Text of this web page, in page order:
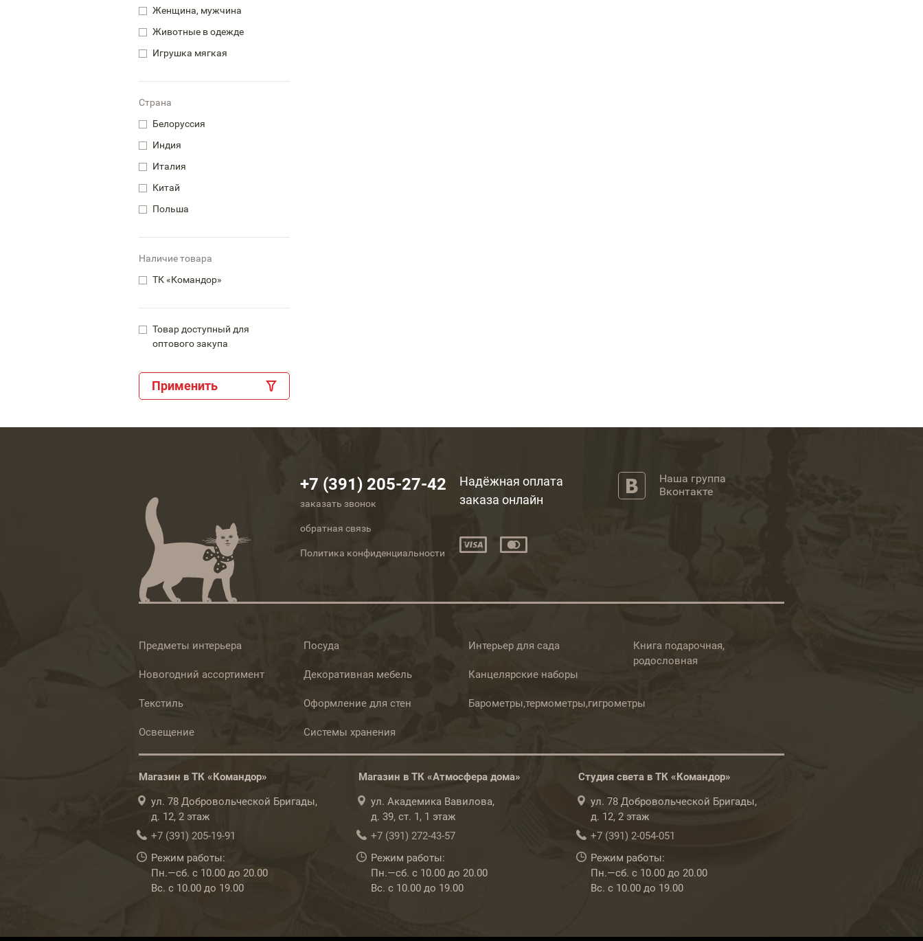
Женщина, мужчина
Животные в одежде
Игрушка мягкая
Страна
Белоруссия
Индия
Италия
Китай
Польша
Наличие товара
ТК «Командор»
Товар доступный для
оптового закупа
Применить
+7 (391) 205-27-42
заказать звонок
обратная связь
Политика конфиденциальности
Надёжная оплата
заказа онлайн
Наша группа
Вконтакте
Предметы интерьера
Новогодний ассортимент
Текстиль
Освещение
Посуда
Декоративная мебель
Оформление для стен
Системы хранения
Интерьер для сада
Канцелярские наборы
Барометры,термометры,гигрометры
Книга подарочная,
родословная
Магазин в ТК «Командор»
ул. 78 Добровольческой Бригады,
д. 12, 2 этаж
+7 (391) 205-19-91
Режим работы:
Пн.—сб. с 10.00 до 20.00
Вс. с 10.00 до 19.00
Магазин в ТК «Атмосфера дома»
ул. Академика Вавилова,
д. 39, ст. 1, 1 этаж
+7 (391) 272-43-57
Режим работы:
Пн.—сб. с 10.00 до 20.00
Вс. с 10.00 до 19.00
Студия света в ТК «Командор»
ул. 78 Добровольческой Бригады,
д. 12, 2 этаж
+7 (391) 2-054-051
Режим работы:
Пн.—сб. с 10.00 до 20.00
Вс. с 10.00 до 19.00